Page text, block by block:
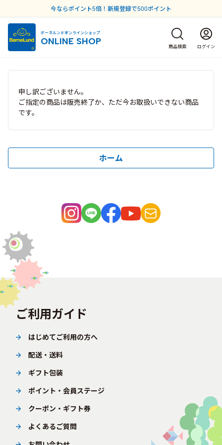
今ならポイント5倍！新規登録で500ポイント
ボーネルンドオンラインショップ
ONLINE SHOP 商品検索 ログイン
申し訳ございません。
ご指定の商品は販売終了か、ただ今お取扱いできない商品
です。
ホーム
ご利用ガイド
はじめてご利用の方へ
配送・送料
ギフト包装
ポイント・会員ステージ
クーポン・ギフト券
よくあるご質問